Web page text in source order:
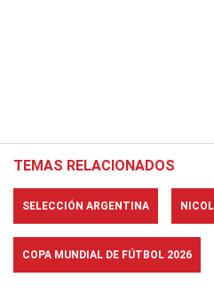
TEMAS RELACIONADOS
SELECCIÓN ARGENTINA
COPA MUNDIAL DE FÚTBOL 2026